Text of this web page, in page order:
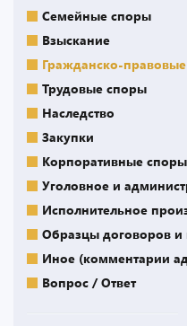
Семейные споры
Взыскание
Гражданско-
Трудовые споры
Наследство
Закупки
Корпоративные споры
Уголовное и
Исполнительное
Образцы договоров
Иное (комментарии
Вопрос / Ответ